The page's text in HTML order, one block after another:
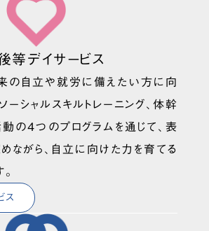
等デイサービス
の自立や就労に備えたい方に向
ーシャルスキルトレーニング、体幹
動の4つのプログラムを通じて、表
ながら、自立に向けた力を育てる
ス